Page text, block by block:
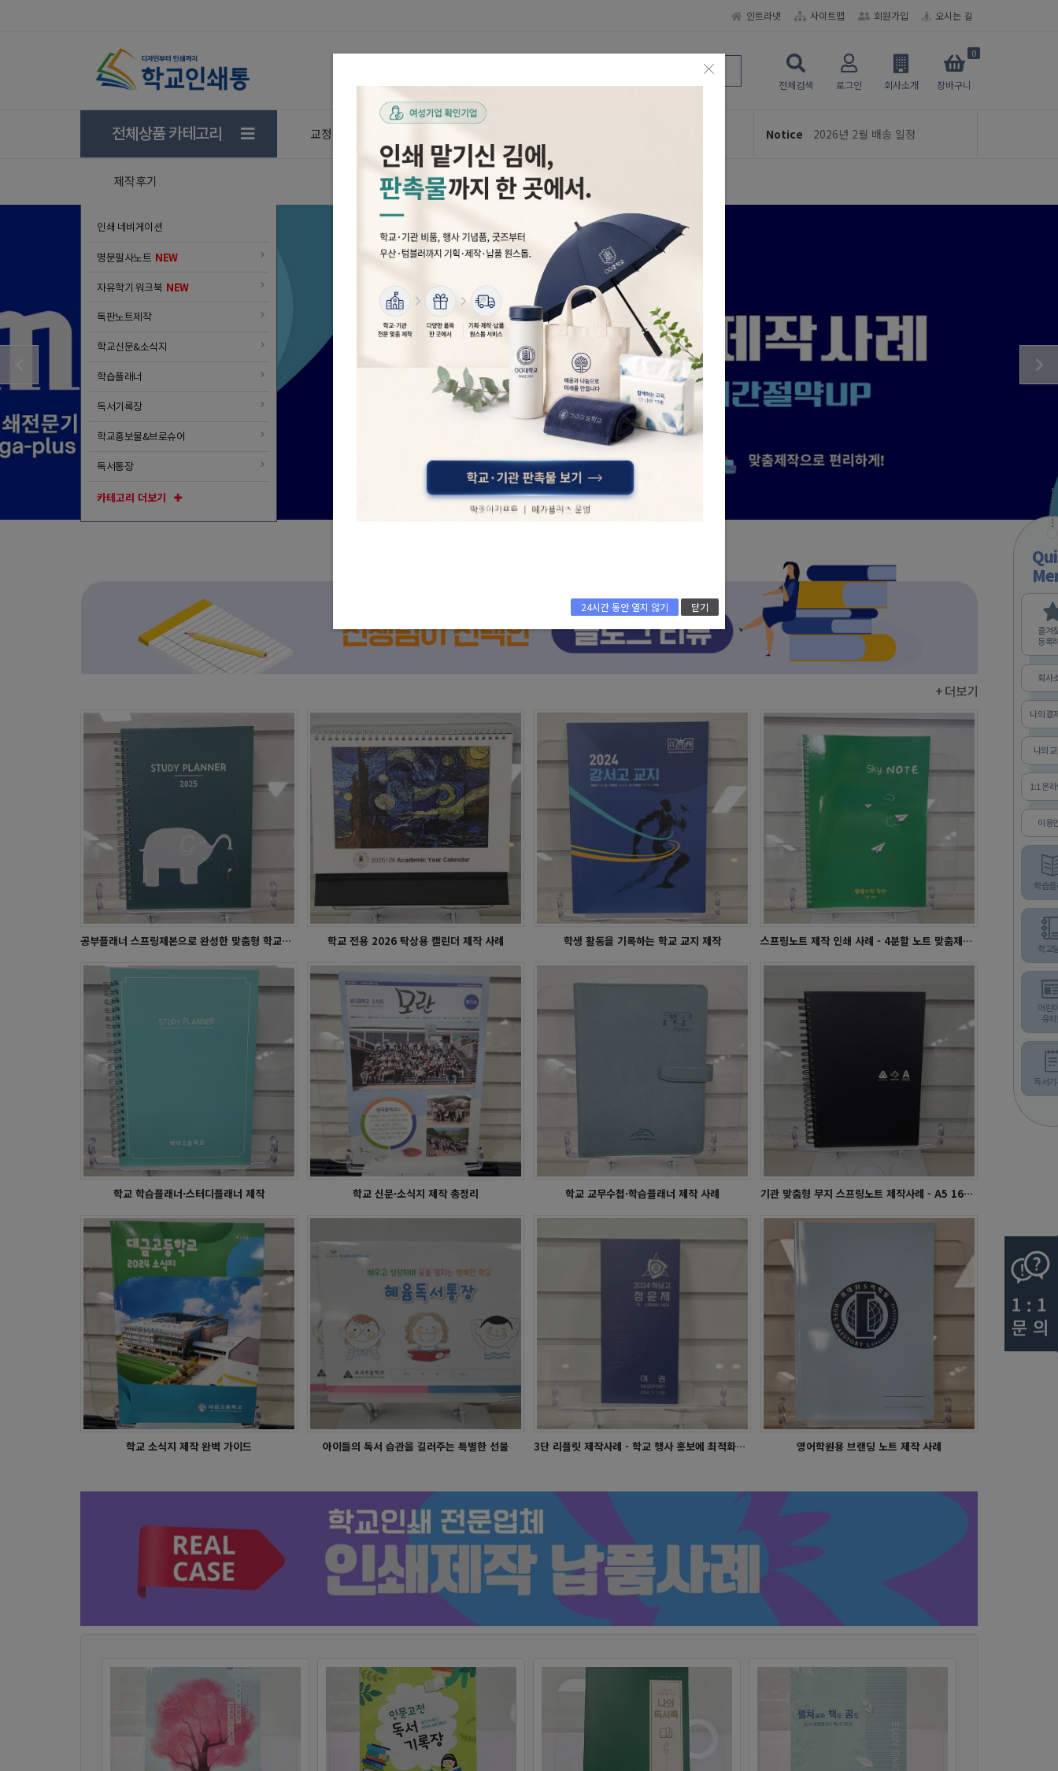
×
24시간 동안 열지 않기 닫기
인트라넷 사이트맵 회원가입 오시는 길
★ 카톡만 보내도 완성되는 학교탁상달력 ★ ★ 학생들의 자기주도 학습을 돕기위한 학습플래너 ★ ★ 선생님이 선택한 블로그 리뷰!! ★
전체검색 로그인 회사소개 장바구니
0
전체상품 카테고리
인쇄 네비게이션
명문필사노트 NEW
자유학기 워크북 NEW
독판노트제작
학교신문&소식지
학습플래너
독서기록장
학교홍보물&브로슈어
독서통장
카테고리 더보기
교정센터
제작후기
Notice
여름휴가 휴무 안내 (8/3 ~ 8/5)
디자인 직접 제공시 꼭 읽어주세요
학교인쇄통 주문 및 제작 관련 안내
교지-학급문집 제작 및 편집안내
+ 더보기
공부플래너 스프링제본으로 완성한 맞춤형 학교플래너 인쇄 학교 전용 2026 탁상용 캘린더 제작 사례 학생 활동을 기록하는 학교 교지 제작 스프링노트 제작 인쇄 사례 - 4분할 노트 맞춤제작 안내
학교 학습플래너·스터디플래너 제작 학교 신문·소식지 제작 총정리 학교 교무수첩·학습플래너 제작 사례 기관 맞춤형 무지 스프링노트 제작사례 - A5 16절 종합장 노트
학교 소식지 제작 완벽 가이드 아이들의 독서 습관을 길러주는 특별한 선물 3단 리플릿 제작사례 - 학교 행사 홍보에 최적화된 맞춤 리플릿 영어학원용 브랜딩 노트 제작 사례
후포고등학교 누리빛
도당초등학교-학교요람 대우초등학교-학교요람 재현중학교-독서기록장
학사달력 - 마정초 학사달력 - 동포초 학사달력 - 남해고 학사달력 - 군산동고
학사달력 - 재현고 학사달력 - 언남고
학교교집&문집 - 여의도여고 학교교집&문집 - 정화여자중학교 학교교집&문집 - 중앙예닮학교 학교교집&문집 - 김천석천중학교
스터디플래너 - 목포제일여고 스터디플래너 - 덕원중 스터디플래너 - 대진중 스터디플래너 - 밀성제일고
독서기록장 - 성사중학교 독서기록장 - 복대중학교 독서기록장 - 내촌중학교 독서기록장 - 용문중학교
즐겨
등록
회사
나의 결
나의
1:1 온
이용
학습
학교
어린
유
독서